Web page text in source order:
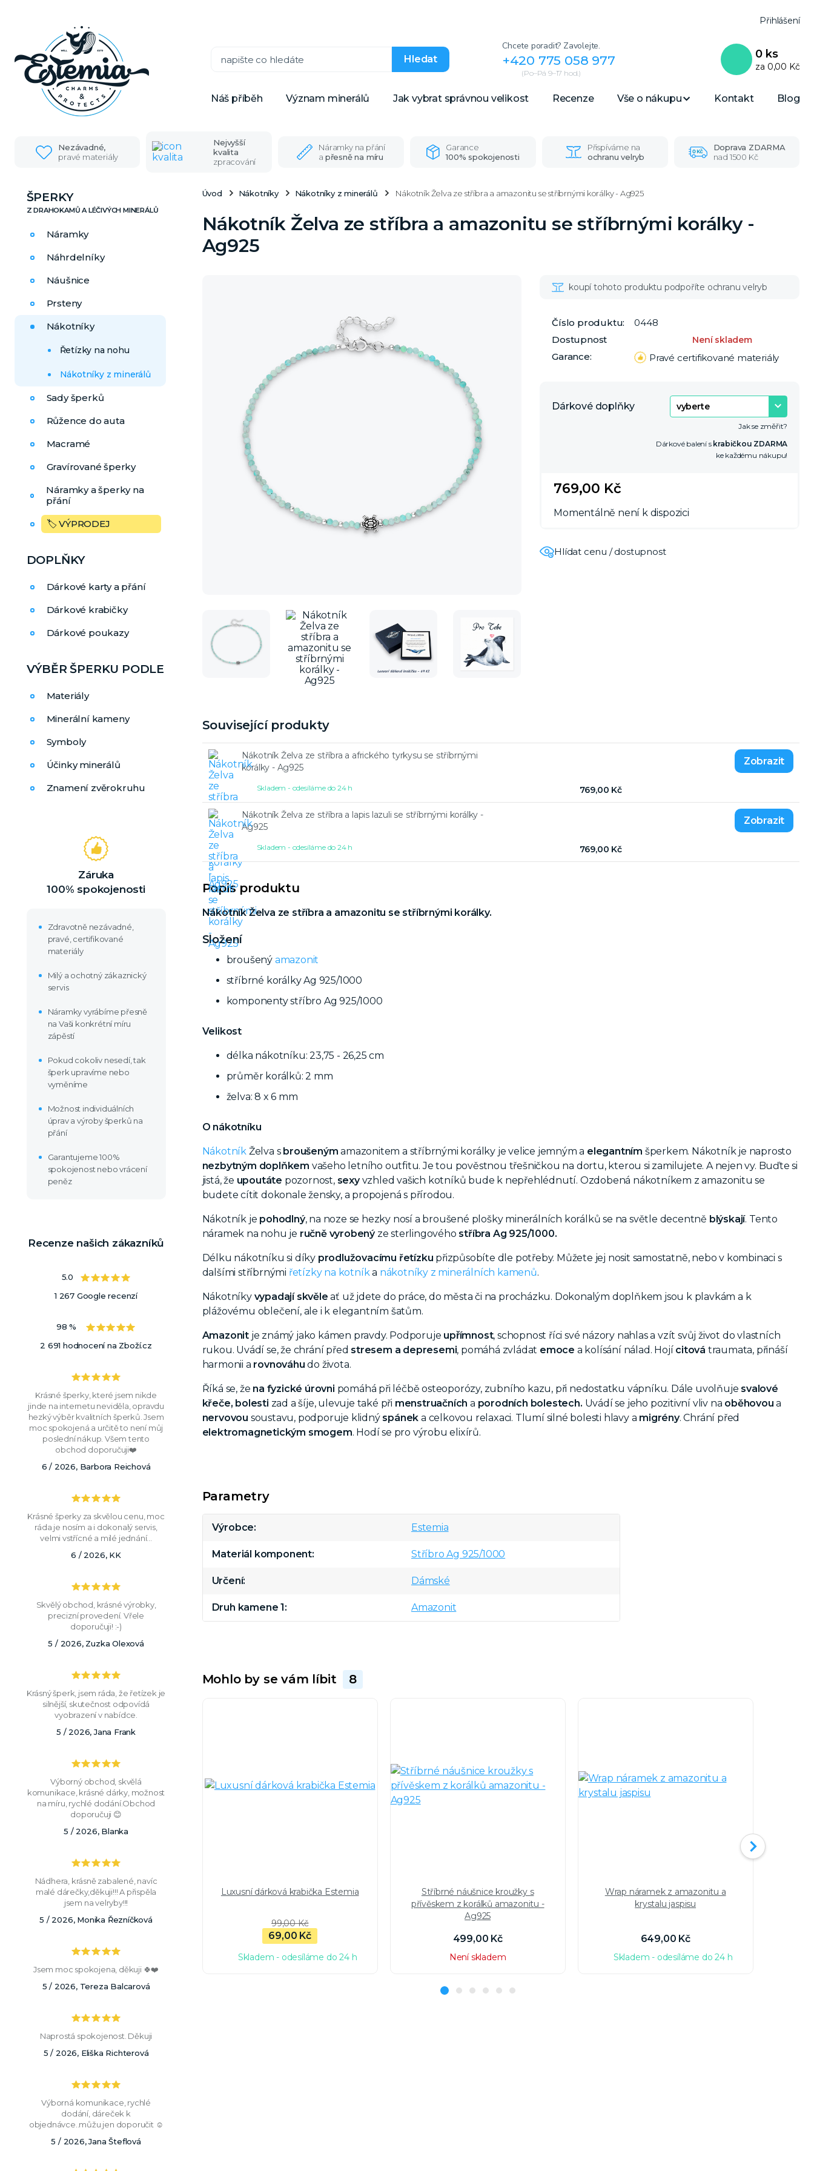
Náš příběh Význam minerálů Jak vybrat správnou velikost Recenze Vše o nákupu Kontakt Blog
Přihlášení
Hledat
Chcete poradit? Zavolejte.
+420 775 058 977
(Po–Pá 9–17 hod.)
0 ks
za 0,00 Kč
Nezávadné,
pravé materiály
Nejvyšší
kvalita
zpracování
Náramky na přání
a přesně na míru
Garance
100% spokojenosti
Přispíváme na
ochranu velryb
Doprava ZDARMA
nad 1500 Kč
ŠPERKY
Náramky
Náhrdelníky
Náušnice
Prsteny
Nákotníky
Řetízky na nohu
Nákotníky z minerálů
Sady šperků
Růžence do auta
Macramé
Gravírované šperky
Náramky a šperky na
přání
🏷️ VÝPRODEJ
DOPLŇKY
Dárkové karty a přání
Dárkové krabičky
Dárkové poukazy
VÝBĚR ŠPERKU PODLE
Materiály
Minerální kameny
Symboly
Účinky minerálů
Znamení zvěrokruhu
Záruka
100% spokojenosti
Zdravotně nezávadné,
pravé, certifikované
materiály
Milý a ochotný zákaznický
servis
Náramky vyrábíme přesně
na Vaši konkrétní míru
zápěstí
Pokud cokoliv nesedí, tak
šperk upravíme nebo
vyměníme
Možnost individuálních
úprav a výroby šperků na
přání
Garantujeme 100%
spokojenost nebo vrácení
peněz
Recenze našich zákazníků
5.0
1 267 Google recenzí
98 %
2 691 hodnocení na Zboží.cz
Krásné šperky, které jsem nikde
jinde na internetu neviděla, opravdu
hezký výběr kvalitních šperků. Jsem
moc spokojená a určitě to není můj
poslední nákup. Všem tento
obchod doporučuji❤️
6 / 2026, Barbora Reichová
Krásné šperky za skvělou cenu, moc
ráda je nosím a i dokonalý servis,
velmi vstřícné a milé jednání...
6 / 2026, KK
Skvělý obchod, krásné výrobky,
precizní provedení. Vřele
doporučuji! :-)
5 / 2026, Zuzka Olexová
Krásný šperk, jsem ráda, že řetízek je
silnější, skutečnost odpovídá
vyobrazení v nabídce.
5 / 2026, Jana Frank
Výborný obchod, skvělá
komunikace, krásné dárky, možnost
na míru, rychlé dodání.Obchod
doporučuji 😊
5 / 2026, Blanka
Nádhera, krásně zabalené, navíc
malé dárečky,děkuji!!! A přispěla
jsem na velryby!!!
5 / 2026, Monika Řezníčková
Jsem moc spokojena, děkuji 🍀❤️
5 / 2026, Tereza Balcarová
Naprostá spokojenost. Děkuji
5 / 2026, Eliška Richterová
Výborná komunikace, rychlé
dodání, dáreček k
objednávce..můžu jen doporučit ☺️
5 / 2026, Jana Šteflová
Úvod Nákotníky Nákotníky z minerálů Nákotník Želva ze stříbra a amazonitu se stříbrnými korálky - Ag925
Nákotník Želva ze stříbra a amazonitu se stříbrnými korálky -
Ag925
Číslo produktu:
0448
Dostupnost
Není skladem
Garance: Pravé certifikované materiály
Dárkové doplňky
Jak se změřit?
Dárkové balení s krabičkou ZDARMA
ke každému nákupu!
769,00 Kč
Momentálně není k dispozici
Hlídat cenu / dostupnost
Související produkty
Nákotník Želva ze stříbra a afrického tyrkysu se stříbrnými
korálky - Ag925
769,00 Kč
Skladem - odesíláme do 24 h
Nákotník Želva ze stříbra a lapis lazuli se stříbrnými korálky -
Ag925
769,00 Kč
Skladem - odesíláme do 24 h
Popis produktu
Nákotník Želva ze stříbra a amazonitu se stříbrnými korálky.
Složení
broušený amazonit
stříbrné korálky Ag 925/1000
komponenty stříbro Ag 925/1000
Velikost
délka nákotníku: 23,75 - 26,25 cm
průměr korálků: 2 mm
želva: 8 x 6 mm
O nákotníku
Nákotník Želva s broušeným amazonitem a stříbrnými korálky je velice jemným a elegantním šperkem. Nákotník je naprosto
nezbytným doplňkem vašeho letního outfitu. Je tou pověstnou třešničkou na dortu, kterou si zamilujete. A nejen vy. Buďte si
jistá, že upoutáte pozornost, sexyvzhled vašich kotníků bude k nepřehlédnutí. Ozdobená nákotníkem z amazonitu se
budete cítit dokonale žensky, a propojená s přírodou.
Nákotník je pohodlný, na noze se hezky nosí a broušené plošky minerálních korálků se na světle decentně blýskají. Tento
náramek na nohu je ručně vyrobenýze sterlingového stříbra Ag 925/1000.
Délku nákotníku si díky prodlužovacímu řetízku přizpůsobíte dle potřeby. Můžete jej nosit samostatně, nebo v kombinaci s
dalšímistříbrnými řetízky na kotník a nákotníky z minerálních kamenů.
Nákotníky vypadají skvěle ať už jdete do práce, do města či na procházku. Dokonalým doplňkem jsou k plavkám a k
plážovému oblečení, ale i k elegantním šatům.
Amazonit je známý jako kámen pravdy. Podporuje upřímnost, schopnost říci své názory nahlas a vzít svůj život do vlastních
rukou. Uvádí se, že chrání před stresem a depresemi, pomáhá zvládat emoce a kolísání nálad. Hojí citová traumata, přináší
harmonii a rovnováhu do života.
Říká se, že na fyzické úrovni pomáhá při léčbě osteoporózy, zubního kazu, při nedostatku vápníku. Dále uvolňuje svalové
křeče, bolesti zad a šíje, ulevuje také při menstruačnícha porodních bolestech. Uvádí se jeho pozitivní vliv na oběhovou a
nervovou soustavu, podporuje klidný spánek a celkovou relaxaci. Tlumí silné bolesti hlavy a migrény. Chrání před
elektromagnetickým smogem. Hodí se pro výrobu elixírů.
Parametry
Výrobce Estemia
Materiál komponent Stříbro Ag 925/1000
Určení Dámské
Druh kamene 1 Amazonit
Mohlo by se vám líbit 8
Luxusní dárková krabička Estemia
99,00 Kč
69,00 Kč
Skladem - odesíláme do 24 h
Stříbrné náušnice kroužky s
přívěskem z korálků amazonitu -
Ag925
499,00 Kč
Není skladem
Wrap náramek z amazonitu a
krystalu jaspisu
649,00 Kč
Skladem - odesíláme do 24 h